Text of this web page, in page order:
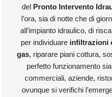
del Pronto Intervento
l’ora, sia di notte che di
all’impianto idraulico, di
per individuare infiltrazioni
gas, riparare piani cottura,
perfetto funzionamento
commerciali, aziende,
ovunque si verifichi